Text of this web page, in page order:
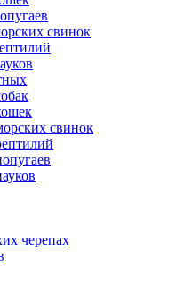
свинок
свинок
черепах